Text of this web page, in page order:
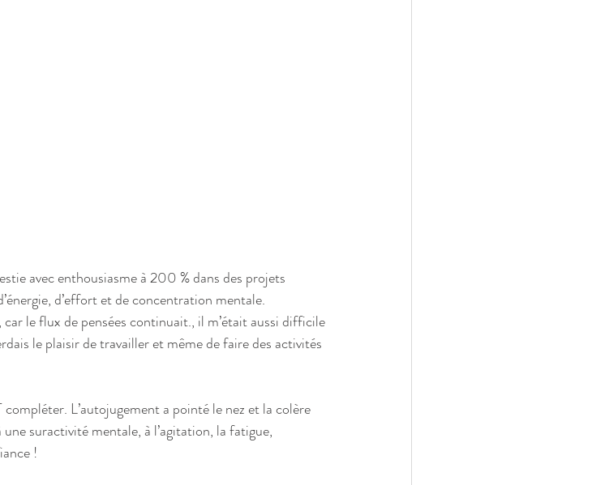
avec enthousiasme à 200 % dans des projets
d’effort et de concentration mentale.
le flux de pensées continuait., il m’était aussi difficile
le plaisir de travailler et même de faire des activités
L’autojugement a pointé le nez et la colère
suractivité mentale, à l’agitation, la fatigue,
!